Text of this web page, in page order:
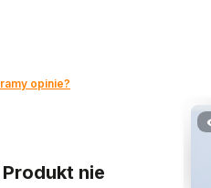
opinie?
Produkt nie